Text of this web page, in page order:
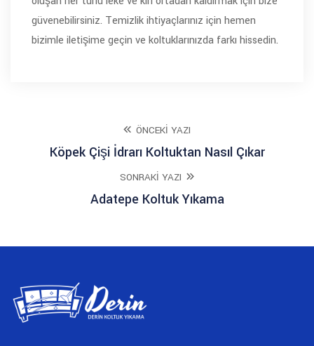
güvenebilirsiniz. Temizlik ihtiyaçlarınız için hemen
bizimle iletişime geçin ve koltuklarınızda farkı hissedin.
ÖNCEKI YAZI
Köpek Çişi İdrarı Koltuktan Nasıl Çıkar
SONRAKI YAZI
Adatepe Koltuk Yıkama